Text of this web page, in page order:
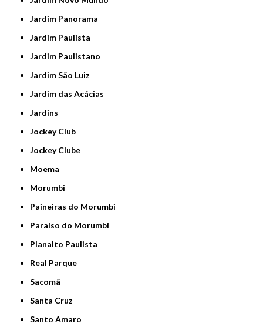
Jardim Panorama
Jardim Paulista
Jardim Paulistano
Jardim São Luiz
Jardim das Acácias
Jardins
Jockey Club
Jockey Clube
Moema
Morumbi
Paineiras do Morumbi
Paraíso do Morumbi
Planalto Paulista
Real Parque
Sacomã
Santa Cruz
Santo Amaro